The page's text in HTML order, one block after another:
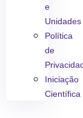
e
Unidades
Política
de
Iniciação
Científica